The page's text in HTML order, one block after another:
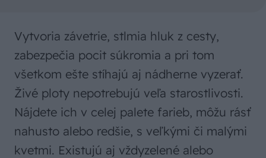
Vytvoria závetrie, stlmia hluk z cesty,
zabezpečia pocit súkromia a pri tom
všetkom ešte stíhajú aj nádherne vyzerať.
Živé ploty nepotrebujú veľa starostlivosti.
Nájdete ich v celej palete farieb, môžu rásť
nahusto alebo redšie, s veľkými či malými
kvetmi. Existujú aj vždyzelené alebo